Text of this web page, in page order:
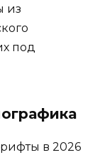
из
под
в 2026